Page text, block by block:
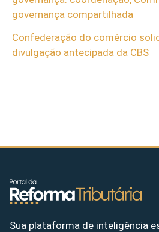
governança compartilhada
Confederação do comércio
divulgação antecipada da CBS
Sua plataforma de inteligência